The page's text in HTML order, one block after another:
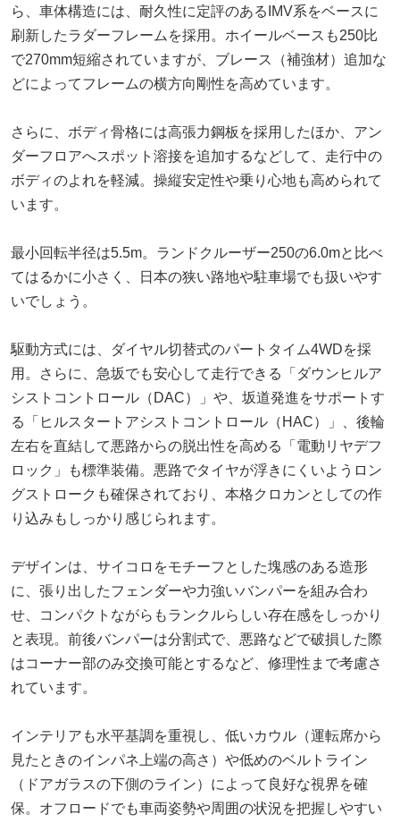
ら、車体構造には、耐久性に定評のあるIMV系をベースに
刷新したラダーフレームを採用。ホイールベースも250比
で270mm短縮されていますが、ブレース（補強材）追加な
どによってフレームの横方向剛性を高めています。
さらに、ボディ骨格には高張力鋼板を採用したほか、アン
ダーフロアへスポット溶接を追加するなどして、走行中の
ボディのよれを軽減。操縦安定性や乗り心地も高められて
います。
最小回転半径は5.5m。ランドクルーザー250の6.0mと比べ
てはるかに小さく、日本の狭い路地や駐車場でも扱いやす
いでしょう。
駆動方式には、ダイヤル切替式のパートタイム4WDを採
用。さらに、急坂でも安心して走行できる「ダウンヒルア
シストコントロール（DAC）」や、坂道発進をサポートす
る「ヒルスタートアシストコントロール（HAC）」、後輪
左右を直結して悪路からの脱出性を高める「電動リヤデフ
ロック」も標準装備。悪路でタイヤが浮きにくいようロン
グストロークも確保されており、本格クロカンとしての作
り込みもしっかり感じられます。
デザインは、サイコロをモチーフとした塊感のある造形
に、張り出したフェンダーや力強いバンパーを組み合わ
せ、コンパクトながらもランクルらしい存在感をしっかり
と表現。前後バンパーは分割式で、悪路などで破損した際
はコーナー部のみ交換可能とするなど、修理性まで考慮さ
れています。
インテリアも水平基調を重視し、低いカウル（運転席から
見たときのインパネ上端の高さ）や低めのベルトライン
（ドアガラスの下側のライン）によって良好な視界を確
保。オフロードでも車両姿勢や周囲の状況を把握しやすい